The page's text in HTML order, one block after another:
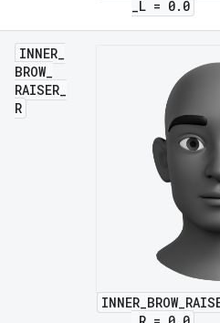
_L = 0.0
INNER_
BROW_
RAISER_
R